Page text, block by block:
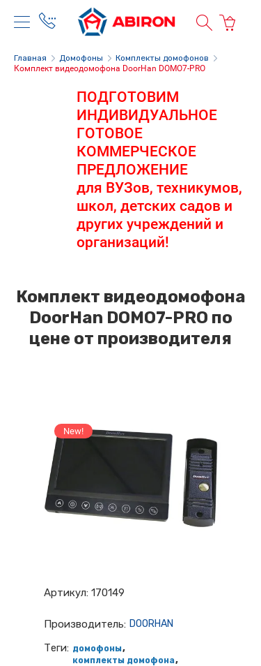
Главная Домофоны
Комплекты домофонов
Комплект видеодомофона DoorHan DOMO7-PRO
ПОДГОТОВИМ
ИНДИВИДУАЛЬНОЕ
ГОТОВОЕ
КОММЕРЧЕСКОЕ
ПРЕДЛОЖЕНИЕ
для ВУЗов, техникумов,
школ, детских садов и
других учреждений и
организаций!
Комплект видеодомофона
DoorHan DOMO7-PRO по
цене от производителя
New!
Артикул: 170149
Производитель: DOORHAN
Теги: домофоны,
комплекты домофона,